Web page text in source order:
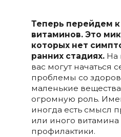
Теперь перейдем к
витаминов. Это
которых нет
ранних стадиях.На
вас могут начаться
проблемы со
маленькие
огромную роль.
иногда есть смысл
или иного витамина
профилактики.